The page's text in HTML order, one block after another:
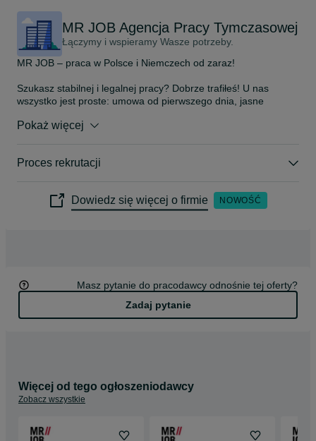
MR JOB Agencja Pracy Tymczasowej
Łączymy i wspieramy Wasze potrzeby.
MR JOB – praca w Polsce i Niemczech od zaraz!
Szukasz stabilnej i legalnej pracy? Dobrze trafiłeś! U nas
wszystko jest proste: umowa od pierwszego dnia, jasne
2009 roku – jesteśmy sprawdzoną agencją, która zatrudniła już
Co oferujemy:
• jasne zasady i terminową wypłatę
• magazynier / operator wózka widłowego
• lakiernik
• stolarz
Szukamy osób gotowych do podjęcia pracy w określonym
czasie i zaangażowanych w powierzone obowiązki.
• 16 lat na rynku
Pokaż więcej
Proces rekrutacji
Dowiedz się więcej o firmie NOWOŚĆ
Masz pytanie do pracodawcy odnośnie tej oferty?
Zadaj pytanie
Więcej od tego ogłoszeniodawcy
Zobacz wszystkie